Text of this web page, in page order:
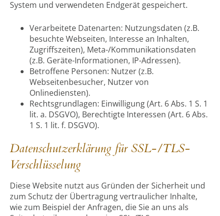
System und verwendeten Endgerät gespeichert.
Verarbeitete Datenarten: Nutzungsdaten (z.B.
besuchte Webseiten, Interesse an Inhalten,
Zugriffszeiten), Meta-/Kommunikationsdaten
(z.B. Geräte-Informationen, IP-Adressen).
Betroffene Personen: Nutzer (z.B.
Webseitenbesucher, Nutzer von
Onlinediensten).
Rechtsgrundlagen: Einwilligung (Art. 6 Abs. 1 S. 1
lit. a. DSGVO), Berechtigte Interessen (Art. 6 Abs.
1 S. 1 lit. f. DSGVO).
Datenschutzerklärung für SSL-/TLS-
Verschlüsselung
Diese Website nutzt aus Gründen der Sicherheit und
zum Schutz der Übertragung vertraulicher Inhalte,
wie zum Beispiel der Anfragen, die Sie an uns als